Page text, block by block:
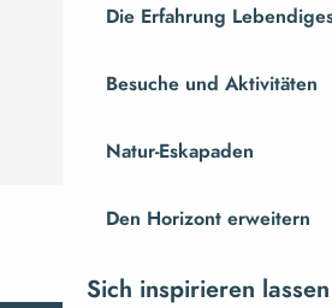
Die Erfahrung
Besuche und Aktivitäten
Natur-Eskapaden
Den Horizont erweitern
Sich inspirieren lassen